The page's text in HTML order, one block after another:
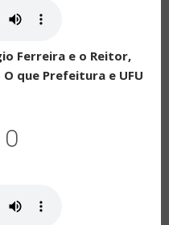
Ferreira e o Reitor,
que Prefeitura e UFU